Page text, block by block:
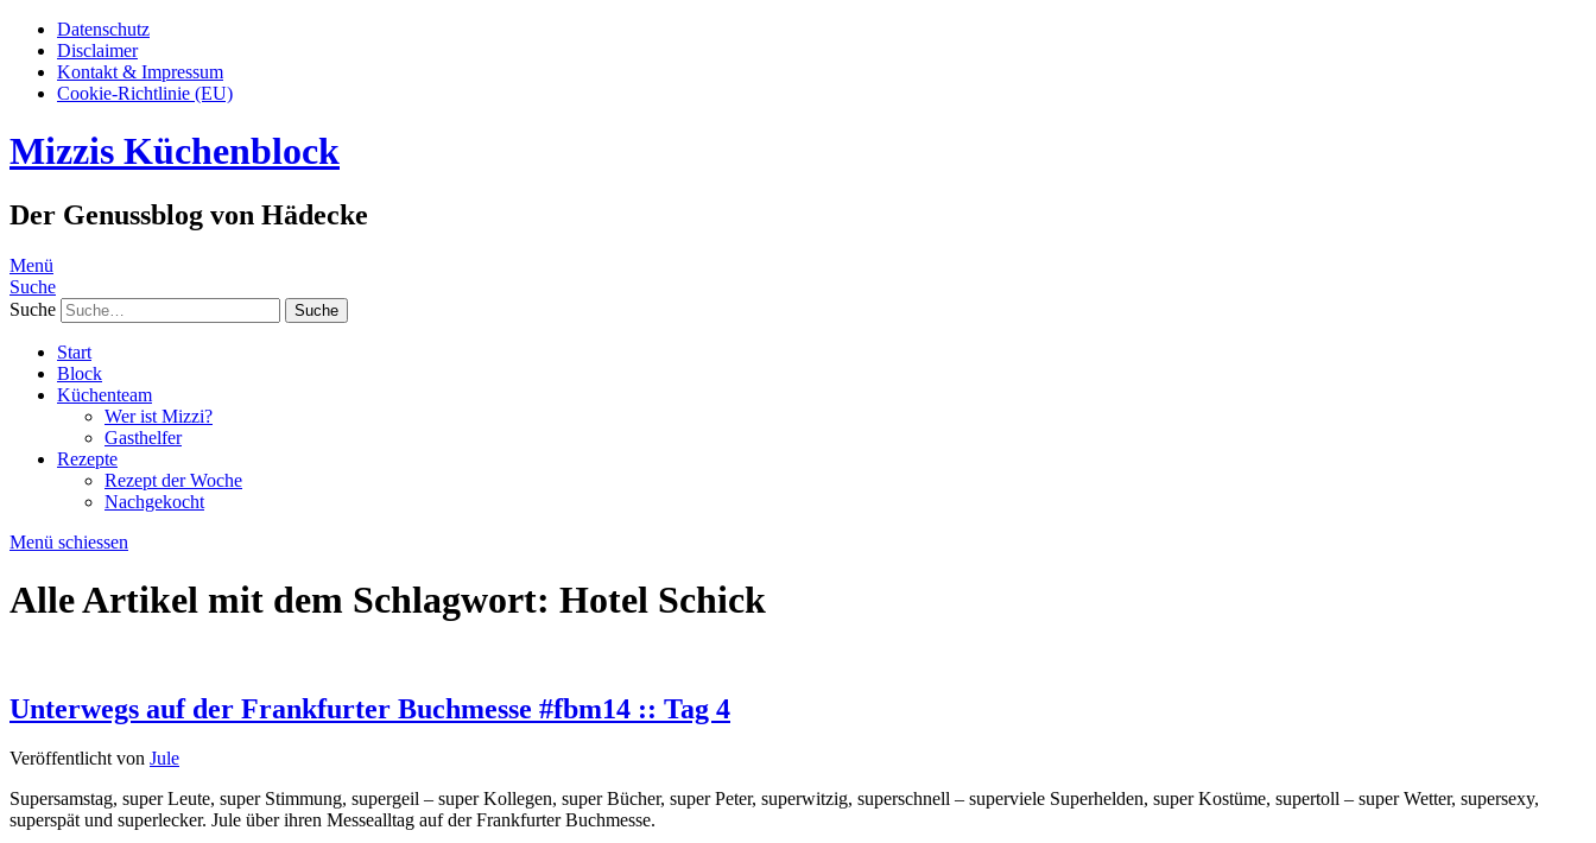
Datenschutz
Disclaimer
Kontakt & Impressum
Cookie-Richtlinie (EU)
Mizzis Küchenblock
Der Genussblog von Hädecke
Menü
Suche
Suche
Start
Block
Küchenteam
Wer ist Mizzi?
Gasthelfer
Rezepte
Rezept der Woche
Nachgekocht
Menü schiessen
Alle Artikel mit dem Schlagwort: Hotel Schick
Unterwegs auf der Frankfurter Buchmesse #fbm14 :: Tag 4
Veröffentlicht von Jule
Supersamstag, super Leute, super Stimmung, supergeil – super Kollegen, super Bücher, super Peter, superwitzig, superschnell – superviele Superhelden, super Kostüme, supertoll – super Wetter, supersexy,
superspät und superlecker. Jule über ihren Messealltag auf der Frankfurter Buchmesse.